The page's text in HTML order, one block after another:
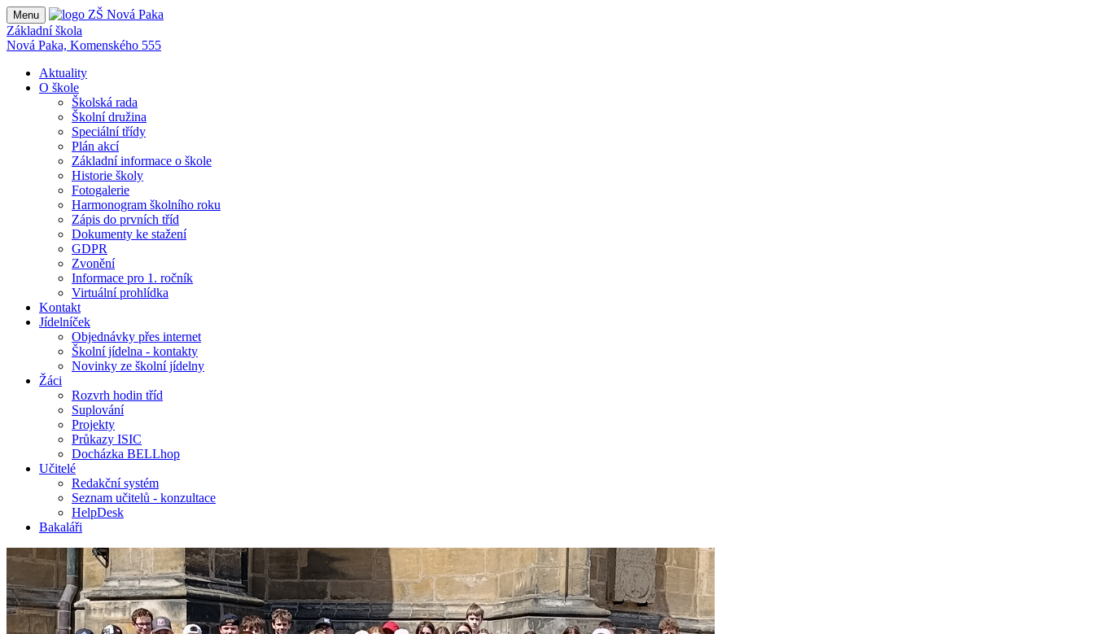
Menu
Základní škola
Nová Paka, Komenského 555
Aktuality
O škole
Školská rada
Školní družina
Speciální třídy
Plán akcí
Základní informace o škole
Historie školy
Fotogalerie
Harmonogram školního roku
Zápis do prvních tříd
Dokumenty ke stažení
GDPR
Zvonění
Informace pro 1. ročník
Virtuální prohlídka
Kontakt
Jídelníček
Objednávky přes internet
Školní jídelna - kontakty
Novinky ze školní jídelny
Žáci
Rozvrh hodin tříd
Suplování
Projekty
Průkazy ISIC
Docházka BELLhop
Učitelé
Redakční systém
Seznam učitelů - konzultace
HelpDesk
Bakaláři